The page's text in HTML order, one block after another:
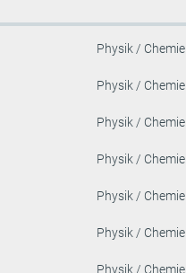
Physik / Chemie
Physik / Chemie
Physik / Chemie
Physik / Chemie
Physik / Chemie
Physik / Chemie
Physik / Chemie